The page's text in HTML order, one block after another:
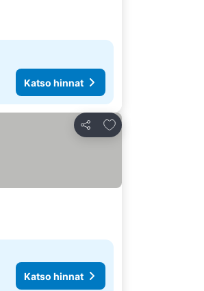
Katso hinnat
Jaa
Lisää suosikkeihin
Katso hinnat